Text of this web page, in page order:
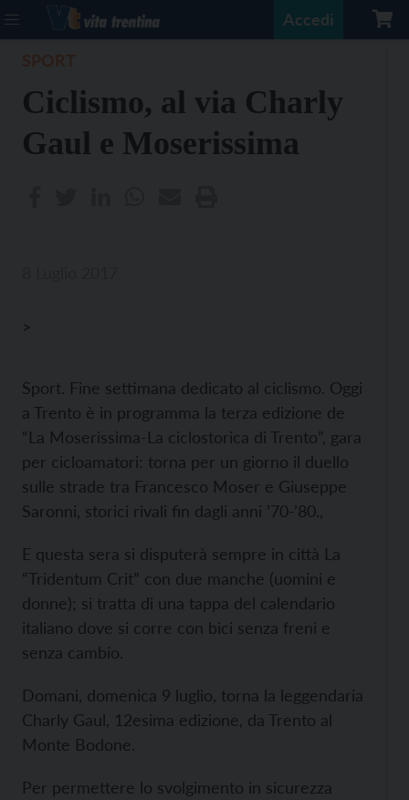
Accedi
Ciclismo, al via Charly
Gaul e Moserissima
>
Sport. Fine settimana dedicato al ciclismo. Oggi
a Trento è in programma la terza edizione de
“La Moserissima-La ciclostorica di Trento”, gara
per cicloamatori: torna per un giorno il duello
sulle strade tra Francesco Moser e Giuseppe
Saronni, storici rivali fin dagli anni ’70-’80.,
E questa sera si disputerà sempre in città La
“Tridentum Crit” con due manche (uomini e
donne); si tratta di una tappa del calendario
italiano dove si corre con bici senza freni e
senza cambio.
Domani, domenica 9 luglio, torna la leggendaria
Charly Gaul, 12esima edizione, da Trento al
Monte Bodone.
Per permettere lo svolgimento in sicurezza